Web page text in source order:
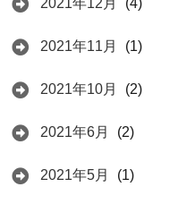
2021年11月 (1)
2021年10月 (2)
2021年6月 (2)
2021年5月 (1)